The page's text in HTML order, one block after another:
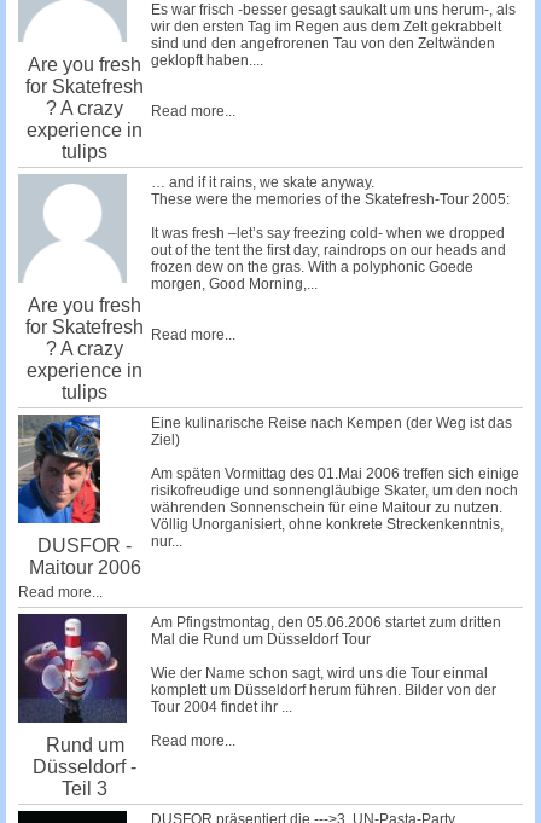
Are you fresh
for Skatefresh
? A crazy
experience in
tulips
Es war frisch -besser gesagt saukalt um uns herum-, als
wir den ersten Tag im Regen aus dem Zelt gekrabbelt
sind und den angefrorenen Tau von den Zeltwänden
geklopft haben....
Read more...
Are you fresh
for Skatefresh
? A crazy
experience in
tulips
… and if it rains, we skate anyway.
These were the memories of the Skatefresh-Tour 2005:
It was fresh –let’s say freezing cold- when we dropped
out of the tent the first day, raindrops on our heads and
frozen dew on the gras. With a polyphonic Goede
morgen, Good Morning,...
Read more...
DUSFOR -
Maitour 2006
Eine kulinarische Reise nach Kempen (der Weg ist das
Ziel)
Am späten Vormittag des 01.Mai 2006 treffen sich einige
risikofreudige und sonnengläubige Skater, um den noch
währenden Sonnenschein für eine Maitour zu nutzen.
Völlig Unorganisiert, ohne konkrete Streckenkenntnis,
nur...
Read more...
Rund um
Düsseldorf -
Teil 3
Am Pfingstmontag, den 05.06.2006 startet zum dritten
Mal die Rund um Düsseldorf Tour
Wie der Name schon sagt, wird uns die Tour einmal
komplett um Düsseldorf herum führen. Bilder von der
Tour 2004 findet ihr ...
Read more...